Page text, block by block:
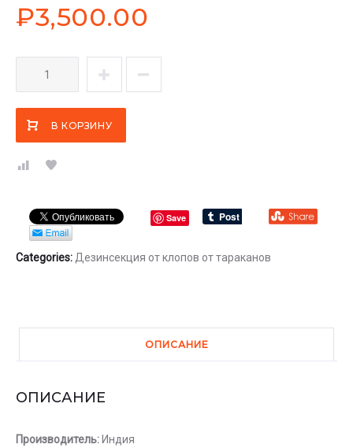
₽3,500.00
В КОРЗИНУ
Save
Categories:Дезинсекция от клопов от тараканов
ОПИСАНИЕ
ОПИСАНИЕ
Производитель:Индия